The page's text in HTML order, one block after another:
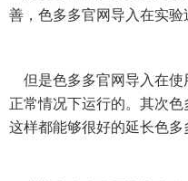
善，色多多官网导入在实验
但是色多多官网导入在使用
正常情况下运行的。其次
这样都能够很好的延长色多